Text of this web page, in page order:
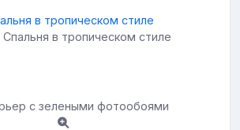
в тропическом стиле